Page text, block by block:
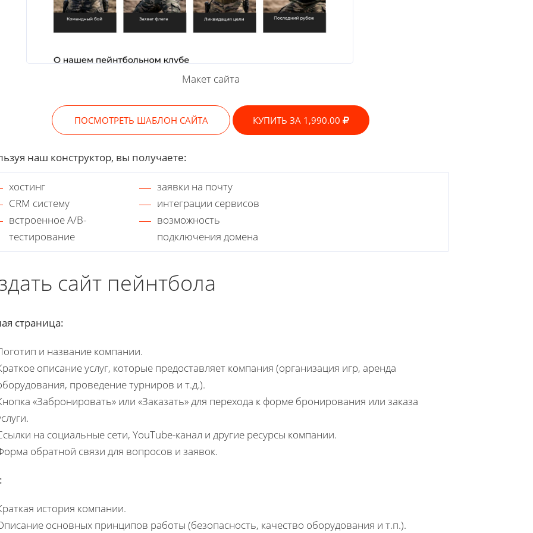
Макет сайта
ПОСМОТРЕТЬ ШАБЛОН САЙТА КУПИТЬ ЗА 1,990.00
наш конструктор, вы получаете:
хостинг
заявки на почту
CRM систему
интеграции сервисов
встроенное A/B-
тестирование
возможность
подключения домена
сайт пейнтбола
страница:
и название компании.
описание услуг, которые предоставляет компания (организация игр, аренда
проведение турниров и т.д.).
«Забронировать» или «Заказать» для перехода к форме бронирования или заказа
на социальные сети, YouTube-канал и другие ресурсы компании.
обратной связи для вопросов и заявок.
история компании.
основных принципов работы (безопасность, качество оборудования и т.п.).